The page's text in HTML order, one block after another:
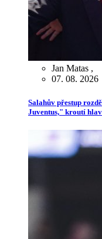
Jan Matas ,
07. 08. 2026
Salahův přestup
Juventus," kroutí